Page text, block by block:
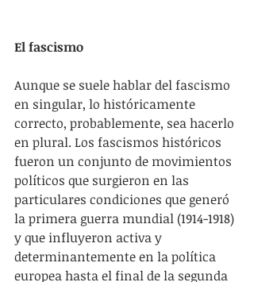
El fascismo
Aunque se suele hablar del fascismo
en singular, lo históricamente
correcto, probablemente, sea hacerlo
en plural. Los fascismos históricos
fueron un conjunto de movimientos
políticos que surgieron en las
particulares condiciones que generó
la primera guerra mundial (1914-1918)
y que influyeron activa y
determinantemente en la política
europea hasta el final de la segunda